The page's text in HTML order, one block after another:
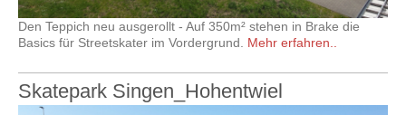
Den Teppich neu ausgerollt - Auf 350m² stehen in Brake die
Basics für Streetskater im Vordergrund. Mehr erfahren..
Skatepark Singen_Hohentwiel